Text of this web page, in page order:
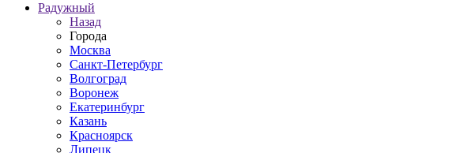
Радужный
Назад
Города
Москва
Санкт-Петербург
Волгоград
Воронеж
Екатеринбург
Казань
Красноярск
Липецк